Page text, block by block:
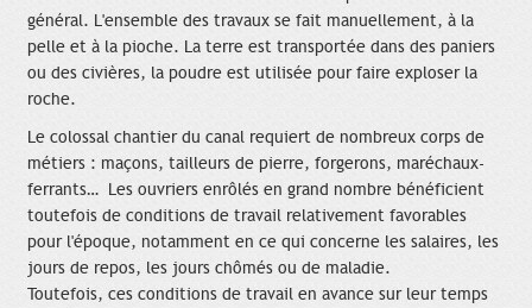
général. L'ensemble des travaux se fait manuellement, à la
pelle et à la pioche. La terre est transportée dans des paniers
ou des civières, la poudre est utilisée pour faire exploser la
roche.
Le colossal chantier du canal requiert de nombreux corps de
métiers : maçons, tailleurs de pierre, forgerons, maréchaux-
ferrants… Les ouvriers enrôlés en grand nombre bénéficient
toutefois de conditions de travail relativement favorables
pour l'époque, notamment en ce qui concerne les salaires, les
jours de repos, les jours chômés ou de maladie.
Toutefois, ces conditions de travail en avance sur leur temps